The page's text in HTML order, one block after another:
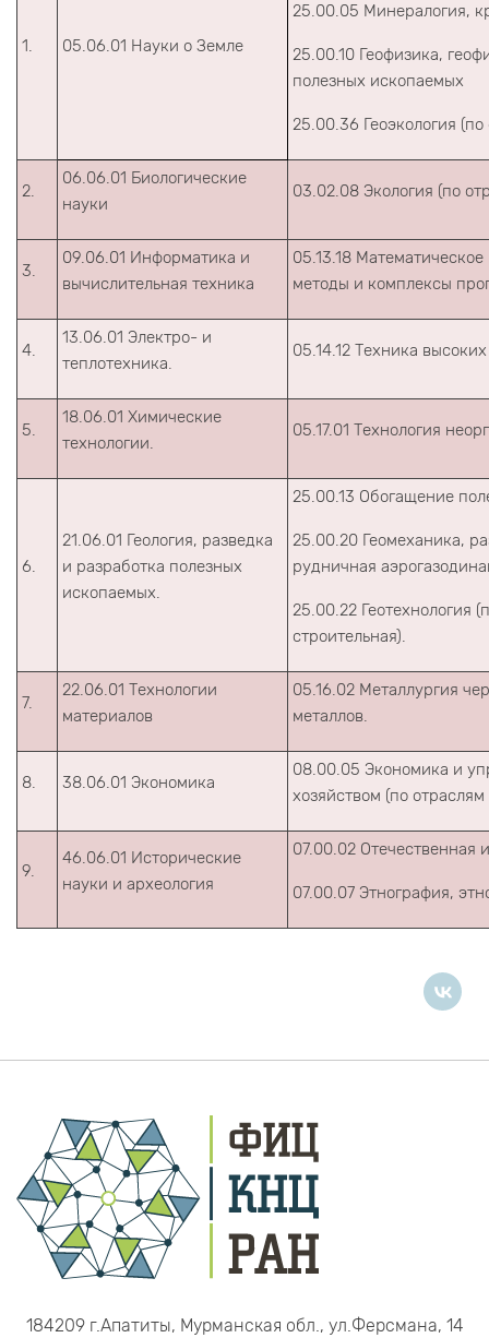
1. 05.06.01 Науки о Земле
25.00.05 Минералогия,
25.00.10 Геофизика,
полезных ископаемых
25.00.36 Геоэкология (по
2.
06.06.01 Биологические
науки
03.02.08 Экология (по
3.
09.06.01 Информатика и
вычислительная техника
05.13.18
методы и комплексы
4.
13.06.01 Электро- и
теплотехника.
05.14.12 Техника
5.
18.06.01 Химические
технологии.
05.17.01 Технология
6.
21.06.01 Геология, разведка
и разработка полезных
ископаемых.
25.00.13 Обогащение
25.00.20 Геомеханика,
рудничная
25.00.22 Геотехнология
строительная).
7.
22.06.01 Технологии
материалов
05.16.02 Металлургия
металлов.
8. 38.06.01 Экономика
08.00.05 Экономика и
хозяйством (по
9.
46.06.01 Исторические
науки и археология
07.00.02 Отечественная
07.00.07 Этнография,
184209 г.Апатиты, Мурманская обл., ул.Ферсмана, 14